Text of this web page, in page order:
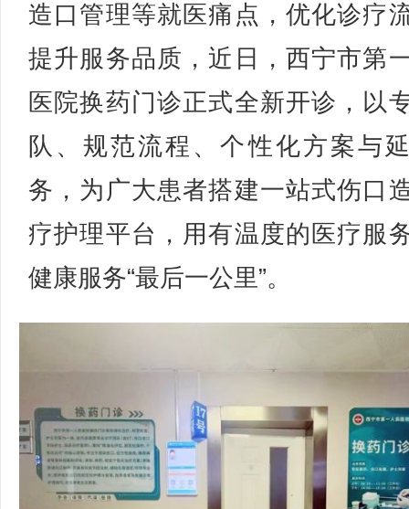
造口管理等就医痛点，优化诊疗
提升服务品质，近日，西宁市第
医院换药门诊正式全新开诊，以
队、规范流程、个性化方案与
务，为广大患者搭建一站式伤口
疗护理平台，用有温度的医疗服
健康服务“最后一公里”。